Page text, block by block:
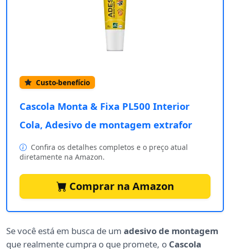
Custo-benefício
Cascola Monta & Fixa PL500 Interior
Cola, Adesivo de montagem extrafor
Confira os detalhes completos e o preço atual
diretamente na Amazon.
Comprar na Amazon
Se você está em busca de um adesivo de montagem
que realmente cumpra o que promete, o Cascola